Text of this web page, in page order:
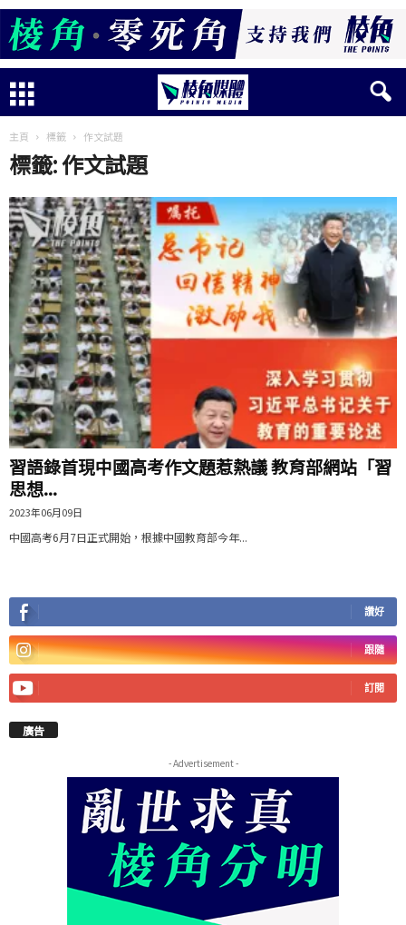
主頁 標籤 作文試題
標籤: 作文試題
習語錄首現中國高考作文題惹熱議 教育部網站「習
思想...
2023年06月09日
中國高考6月7日正式開始，根據中國教育部今年...
讚好
跟隨
訂閱
廣告
- Advertisement -